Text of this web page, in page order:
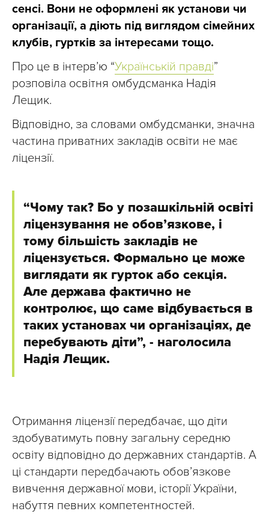
сенсі. Вони не оформлені як установи чи
організації, а діють під виглядом сімейних
клубів, гуртків за інтересами тощо.
Про це в інтерв’ю “Українській правді”
розповіла освітня омбудсманка Надія
Лещик.
Відповідно, за словами омбудсманки, значна
частина приватних закладів освіти не має
ліцензії.
“Чому так? Бо у позашкільній освіті
ліцензування не обов’язкове, і
тому більшість закладів не
ліцензується. Формально це може
виглядати як гурток або секція.
Але держава фактично не
контролює, що саме відбувається в
таких установах чи організаціях, де
перебувають діти”, - наголосила
Надія Лещик.
Отримання ліцензії передбачає, що діти
здобуватимуть повну загальну середню
освіту відповідно до державних стандартів. А
ці стандарти передбачають обов’язкове
вивчення державної мови, історії України,
набуття певних компетентностей.